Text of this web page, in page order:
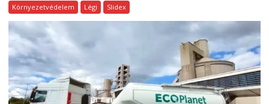
Környezetvédelem Légi Slidex